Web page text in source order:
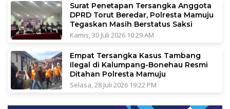
Surat Penetapan Tersangka Anggota
DPRD Torut Beredar, Polresta Mamuju
Tegaskan Masih Berstatus Saksi
Kamis, 30 Juli 2026 10:29 AM
Empat Tersangka Kasus Tambang
Ilegal di Kalumpang-Bonehau Resmi
Ditahan Polresta Mamuju
Selasa, 28 Juli 2026 19:22 PM